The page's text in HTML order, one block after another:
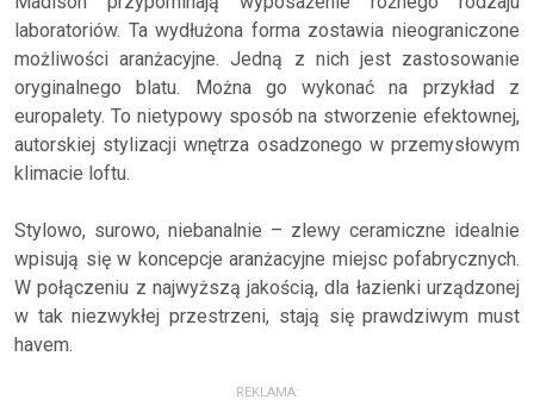
laboratoriów. Ta wydłużona forma zostawia nieograniczone
możliwości aranżacyjne. Jedną z nich jest zastosowanie
oryginalnego blatu. Można go wykonać na przykład z
europalety. To nietypowy sposób na stworzenie efektownej,
autorskiej stylizacji wnętrza osadzonego w przemysłowym
klimacie loftu.
Stylowo, surowo, niebanalnie – zlewy ceramiczne idealnie
wpisują się w koncepcje aranżacyjne miejsc pofabrycznych.
W połączeniu z najwyższą jakością, dla łazienki urządzonej
w tak niezwykłej przestrzeni, stają się prawdziwym must
havem.
REKLAMA: